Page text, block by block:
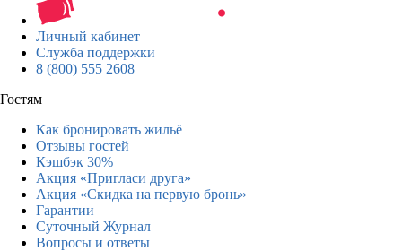
Личный кабинет
Служба поддержки
8 (800) 555 2608
Гостям
Как бронировать жильё
Отзывы гостей
Кэшбэк 30%
Акция «Пригласи друга»
Акция «Скидка на первую бронь»
Гарантии
Суточный Журнал
Вопросы и ответы